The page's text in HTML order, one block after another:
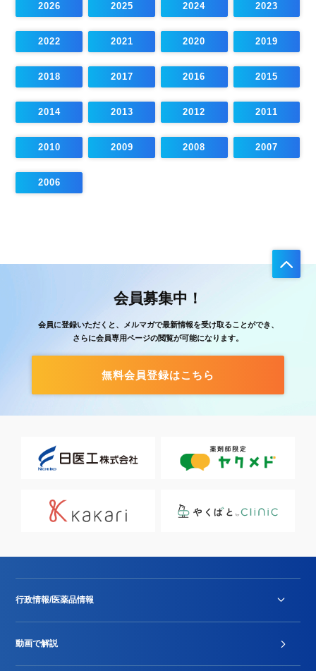
2026 2025 2024 2023
2022 2021 2020 2019
2018 2017 2016 2015
2014 2013 2012 2011
2010 2009 2008 2007
2006
会員募集中！
会員に登録いただくと、メルマガで最新情報を受け取ることができ、
さらに会員専用ページの閲覧が可能になります。
無料会員登録はこちら
行政情報/医薬品情報
動画で解説